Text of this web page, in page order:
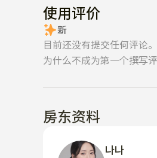
→ 揭发时清洁费30万韩元+
→ 预约人数和实际入住人
📍超临站地角！ 综合运动
🏪1楼是CU便利店
😆 星巴克，友利银行都步行
☕️医院，大创，汉堡王，
使用评价
新
目前还没有提交任何评论。
为什么不成为第一个撰写
房东资料